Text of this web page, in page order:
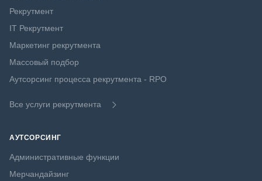
Рекрутмент
IT Рекрутмент
Маркетинг рекрутмента
Массовый подбор
Аутсорсинг процесса рекрутмента - RPO
Все услуги рекрутмента
АУТСОРСИНГ
Административные функции
Мерчандайзинг